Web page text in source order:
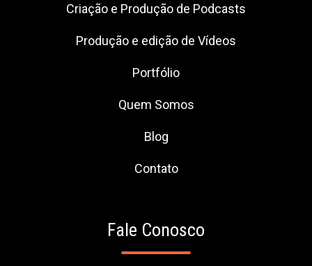
Criação e Produção de Podcasts
Produção e edição de Vídeos
Portfólio
Quem Somos
Blog
Contato
Fale Conosco